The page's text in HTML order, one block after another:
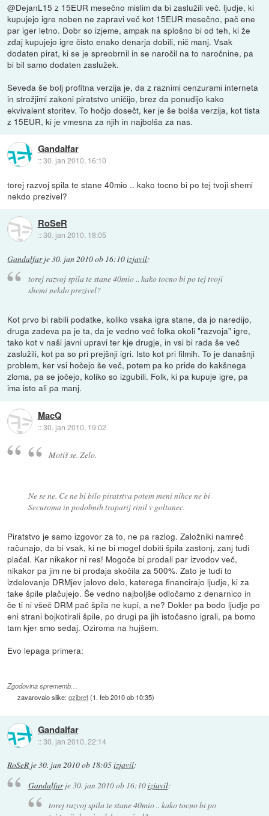
@DejanL15 z 15EUR mesečno mislim da bi zaslužili več. ljudje, ki
kupujejo igre noben ne zapravi več kot 15EUR mesečno, pač ene
par iger letno. Dobr so izjeme, ampak na splošno bi od teh, ki že
zdaj kupujejo igre čisto enako denarja dobili, nič manj. Vsak
dodaten pirat, ki se je spreobrnil in se naročil na to naročnine, pa
bi bil samo dodaten zaslužek.
Seveda še bolj profitna verzija je, da z raznimi cenzurami interneta
in strožjimi zakoni piratstvo uničijo, brez da ponudijo kako
ekvivalent storitev. To hočjo dosečt, ker je še bolša verzija, kot tista
z 15EUR, ki je vmesna za njih in najbolša za nas.
Gandalfar
::30. jan 2010, 16:10
torej razvoj spila te stane 40mio .. kako tocno bi po tej tvoji shemi
nekdo prezivel?
RoSeR
::30. jan 2010, 18:05
Gandalfarje30. jan 2010 ob 16:10izjavil:
torej razvoj spila te stane 40mio .. kako tocno bi po tej tvoji
shemi nekdo prezivel?
Kot prvo bi rabili podatke, koliko vsaka igra stane, da jo naredijo,
druga zadeva pa je ta, da je vedno več folka okoli "razvoja" igre,
tako kot v naši javni upravi ter kje drugje, in vsi bi rada še več
zaslužili, kot pa so pri prejšnji igri. Isto kot pri filmih. To je današnji
problem, ker vsi hočejo še več, potem pa ko pride do kakšnega
zloma, pa se jočejo, koliko so izgubili. Folk, ki pa kupuje igre, pa
ima isto ali pa manj.
MacQ
::30. jan 2010, 19:02
Motiš se. Zelo.
Ne se ne. Ce ne bi bilo piratstva potem meni nihce ne bi
Securoma in podobnih traparij rinil v goltanec.
Piratstvo je samo izgovor za to, ne pa razlog. Založniki namreč
računajo, da bi vsak, ki ne bi mogel dobiti špila zastonj, zanj tudi
plačal. Kar nikakor ni res! Mogoče bi prodali par izvodov več,
nikakor pa jim ne bi prodaja skočila za 500%. Zato je tudi to
izdelovanje DRMjev jalovo delo, katerega financirajo ljudje, ki za
take špile plačujejo. Še vedno najboljše odločamo z denarnico in
če ti ni všeč DRM pač špila ne kupi, a ne? Dokler pa bodo ljudje po
eni strani bojkotirali špile, po drugi pa jih istočasno igrali, pa bomo
tam kjer smo sedaj. Oziroma na hujšem.
Evo lepaga primera:
Zgodovina sprememb…
zavarovalo slike:gzibret(1. feb 2010 ob 10:35)
Gandalfar
::30. jan 2010, 22:14
RoSeR je30. jan 2010 ob 18:05izjavil:
Gandalfarje30. jan 2010 ob 16:10izjavil:
torej razvoj spila te stane 40mio .. kako tocno bi po